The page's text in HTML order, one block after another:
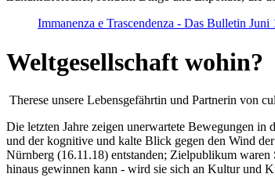
Immanenza e Trascendenza - Das Bulletin
Weltgesellschaft wohin?
Therese unsere Lebensgefährtin und Partnerin von
Die letzten Jahre zeigen unerwartete Bewegungen in
und der kognitive und kalte Blick gegen den Wind
Nürnberg (16.11.18) entstanden; Zielpublikum waren
hinaus gewinnen kann - wird sie sich an Kultur und